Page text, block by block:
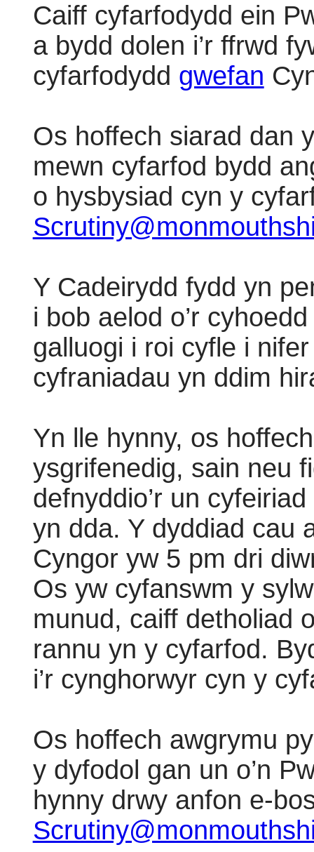
Caiff cyfarfodydd ein
a bydd dolen i’r ffrwd
cyfarfodydd gwefan
Os hoffech siarad dan
mewn cyfarfod bydd
o hysbysiad cyn y
Y Cadeirydd fydd yn
i bob aelod o’r
galluogi i roi cyfle i
cyfraniadau yn ddim
Yn lle hynny, os
ysgrifenedig, sain neu
defnyddio’r un
yn dda. Y dyddiad cau
Cyngor yw 5 pm dri
Os yw cyfanswm y
munud, caiff detholiad
rannu yn y cyfarfod.
i’r cynghorwyr cyn y
Os hoffech awgrymu
y dyfodol gan un o’n
hynny drwy anfon e-